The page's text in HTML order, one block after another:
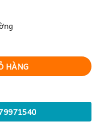
lượng
HÀNG